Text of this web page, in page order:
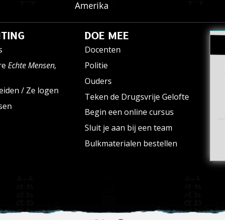
Amerika
Echte Mensen,
/ Ze logen
DOE MEE
Docenten
Politie
Ouders
Teken de Drugsvrije Gelofte
Begin een online cursus
Sluit je aan bij een team
Bulkmaterialen bestellen